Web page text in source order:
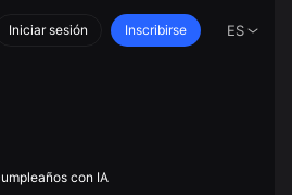
Iniciar sesión Inscribirse ES
con IA